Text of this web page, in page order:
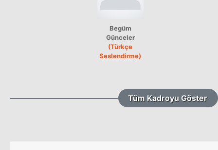
Begüm
Günceler
(Türkçe
Seslendirme)
Tüm Kadroyu Göster